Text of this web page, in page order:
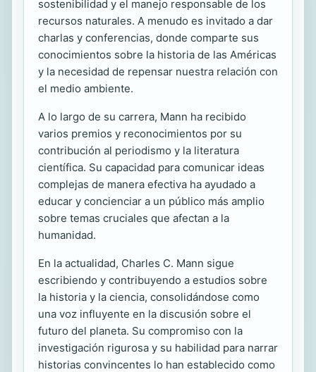
sostenibilidad y el manejo responsable de los
recursos naturales. A menudo es invitado a dar
charlas y conferencias, donde comparte sus
conocimientos sobre la historia de las Américas
y la necesidad de repensar nuestra relación con
el medio ambiente.
A lo largo de su carrera, Mann ha recibido
varios premios y reconocimientos por su
contribución al periodismo y la literatura
científica. Su capacidad para comunicar ideas
complejas de manera efectiva ha ayudado a
educar y concienciar a un público más amplio
sobre temas cruciales que afectan a la
humanidad.
En la actualidad, Charles C. Mann sigue
escribiendo y contribuyendo a estudios sobre
la historia y la ciencia, consolidándose como
una voz influyente en la discusión sobre el
futuro del planeta. Su compromiso con la
investigación rigurosa y su habilidad para narrar
historias convincentes lo han establecido como